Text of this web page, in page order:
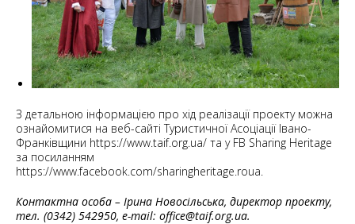
З детальною інформацією про хід реалізації проекту можна
ознайомитися на веб-сайті Туристичної Асоціації Івано-
Франківщини https://www.taif.org.ua/ та у FB Sharing Heritage
за посиланням
https://www.facebook.com/sharingheritage.roua.
Контактна особа – Ірина Новосільська, директор проекту,
тел. (0342) 542950, e-mail: office@taif.org.ua.